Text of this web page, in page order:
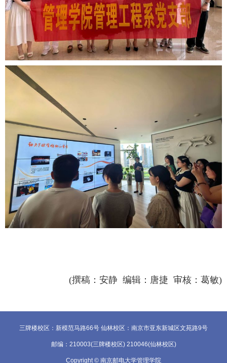
(撰稿：安静 编辑：唐捷 审核：葛敏)
三牌楼校区：新模范马路66号 仙林校区：南京市亚东新城区文苑路9号
邮编：210003(三牌楼校区) 210046(仙林校区)
Copyright © 南京邮电大学管理学院